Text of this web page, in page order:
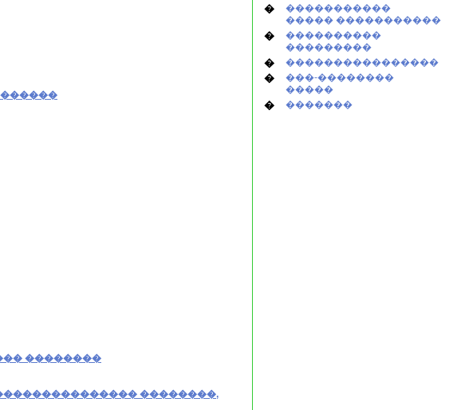
��������
��������,
�
�����������
����� �����������
�
����������
���������
� ����������������
�
���-��������
�����
� �������